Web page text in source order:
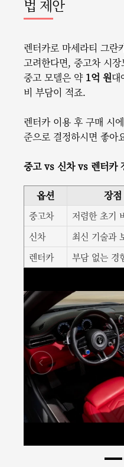
법 제안
렌터카로 마세라티 그란
고려한다면, 중고차 시
중고 모델은 약 1억 원대
비 부담이 적죠.
렌터카 이용 후 구매 시
준으로 결정하시면 좋아
중고 vs 신차 vs 렌터카
옵션 장점
중고차 저렴한 초기
신차
최신 기술과
렌터카
부담 없는 경